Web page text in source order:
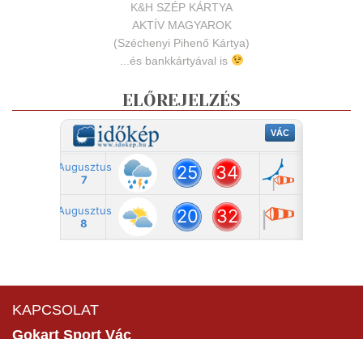
K&H SZÉP KÁRTYA
AKTÍV MAGYAROK
(Széchenyi Pihenő Kártya)
...és bankkártyával is
ELŐREJELZÉS
KAPCSOLAT
Gokart Sport Vác